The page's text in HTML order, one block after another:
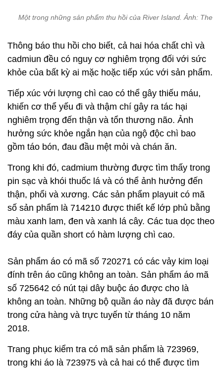
Một trong những sản phẩm thu hồi của River Island. Ảnh: The
Thông báo thu hồi cho biết, cả hai hóa chất chì và
cadmiun đều có nguy cơ nghiêm trọng đối với sức
khỏe của bất kỳ ai mặc hoặc tiếp xúc với sản phẩm.
Tiếp xúc với lượng chì cao có thể gây thiếu máu,
khiến cơ thể yếu đi và thậm chí gây ra tác hại
nghiêm trọng đến thận và tổn thương não. Ảnh
hưởng sức khỏe ngắn hạn của ngộ độc chì bao
gồm táo bón, đau đầu mệt mỏi và chán ăn.
Trong khi đó, cadmium thường được tìm thấy trong
pin sạc và khói thuốc lá và có thể ảnh hưởng đến
thận, phổi và xương. Các sản phẩm playuit có mã
số sản phẩm là 714210 được thiết kế lớp phủ bằng
màu xanh lam, đen và xanh lá cây. Các tua dọc theo
đáy của quần short có hàm lượng chì cao.
Sản phẩm áo có mã số 720271 có các vảy kim loại
đính trên áo cũng không an toàn. Sản phẩm áo mã
số 725642 có nút tại dây buộc áo được cho là
không an toàn. Những bộ quần áo này đã được bán
trong cửa hàng và trực tuyến từ tháng 10 năm
2018.
Trang phục kiểm tra có mã sản phẩm là 723969,
trong khi áo là 723975 và cả hai có thể được tìm